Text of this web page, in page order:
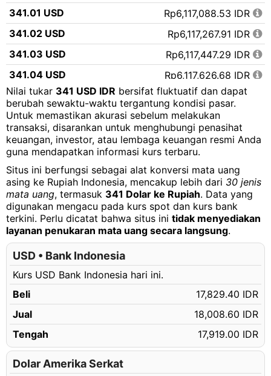
341.01 USD
Rp6,117,088.53 IDR
341.02 USD
Rp6,117,267.91 IDR
341.03 USD
Rp6,117,447.29 IDR
341.04 USD
Rp6,117,626.68 IDR
341.05 USD
Rp6,117,806.06 IDR
341.06 USD
Rp6,117,985.44 IDR
341.07 USD
Rp6,118,164.82 IDR
341.08 USD
Rp6,118,344.20 IDR
341.09 USD
Rp6,118,523.58 IDR
341.10 USD
Rp6,118,702.97 IDR
341.11 USD
Rp6,118,882.35 IDR
341.12 USD
Rp6,119,061.73 IDR
341.13 USD
341.14 USD
Rp6,119,420.49 IDR
341.15 USD
Rp6,119,599.87 IDR
341.16 USD
Rp6,119,779.25 IDR
341.17 USD
Rp6,119,958.64 IDR
341.18 USD
Nilai tukar 341 USD IDR bersifat fluktuatif dan dapat
berubah sewaktu-waktu tergantung kondisi pasar.
Untuk memastikan akurasi sebelum melakukan
transaksi, disarankan untuk menghubungi penasihat
keuangan, investor, atau lembaga keuangan resmi Anda
guna mendapatkan informasi kurs terbaru.
Situs ini berfungsi sebagai alat konversi mata uang
asing ke Rupiah Indonesia, mencakup lebih dari 30 jenis
mata uang, termasuk 341 Dolar ke Rupiah. Data yang
digunakan mengacu pada kurs spot dan kurs bank
terkini. Perlu dicatat bahwa situs ini tidak menyediakan
layanan penukaran mata uang secara langsung.
USD • Bank Indonesia
Kurs USD Bank Indonesia hari ini.
Beli
17,829.40 IDR
Jual
18,008.60 IDR
Tengah
17,919.00 IDR
Dolar Amerika Serkat